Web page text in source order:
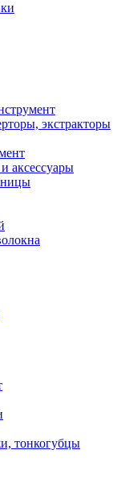
экстракторы
аксессуары
тонкогубцы